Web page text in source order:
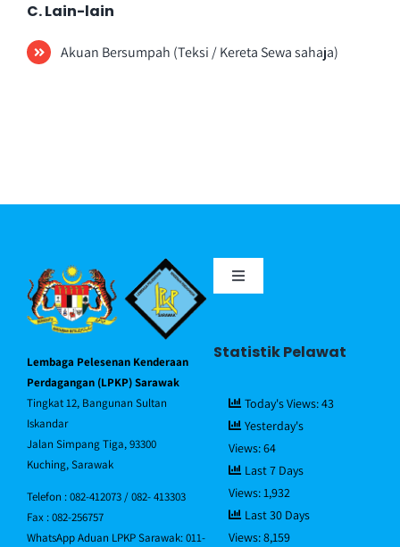
C. Lain-lain
Akuan Bersumpah (Teksi / Kereta Sewa sahaja)
Lembaga Pelesenan Kenderaan
Perdagangan (LPKP) Sarawak
Tingkat 12, Bangunan Sultan
Iskandar
Jalan Simpang Tiga, 93300
Kuching, Sarawak
Telefon : 082-412073 / 082- 413303
Fax : 082-256757
WhatsApp Aduan LPKP Sarawak: 011-
Toggle
Portal MyGov
Piagam Pelanggan
Soalan Lazim/FAQ
Direktori Pegawai
Statistik Pelawat
Today's Views:43
Yesterday's
Views:64
Last 7 Days
Views:1,932
Last 30 Days
Views:8,159